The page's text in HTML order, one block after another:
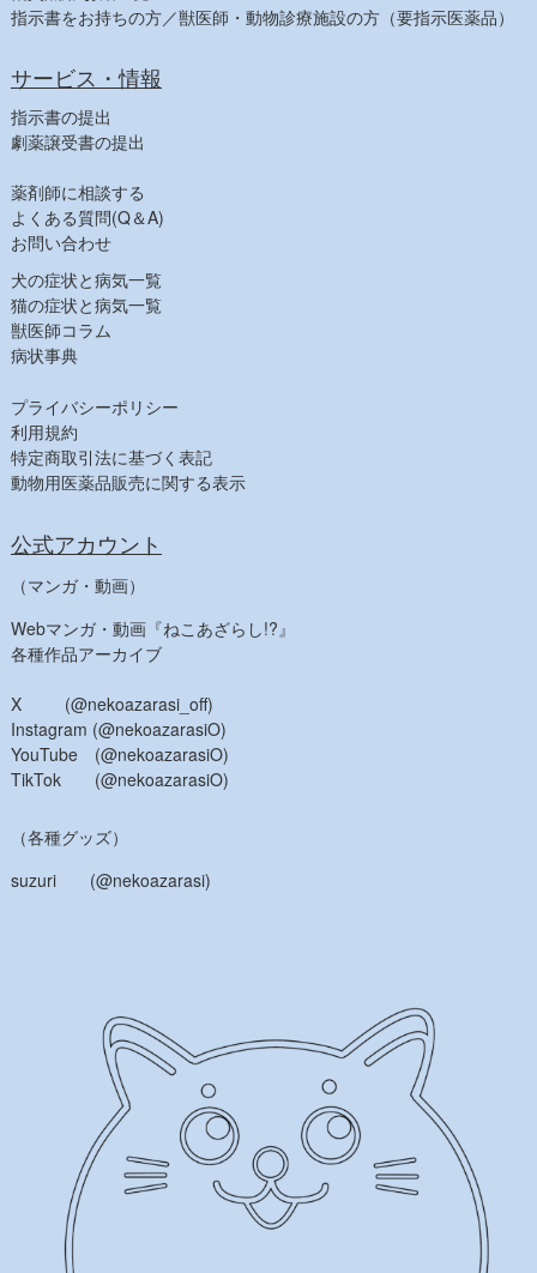
その他フード
ビタミン・鉄
消毒
【健康食品一覧】
【人気商品】
指示書をお持ちの方／獣医師・動物診療施設の方（要指示医薬品）
サービス・情報
指示書の提出
劇薬譲受書の提出
薬剤師に相談する
よくある質問(Q＆A)
お問い合わせ
犬の症状と病気一覧
猫の症状と病気一覧
獣医師コラム
病状事典
プライバシーポリシー
利用規約
特定商取引法に基づく表記
動物用医薬品販売に関する表示
公式アカウント
（マンガ・動画）
Webマンガ・動画『ねこあざらし!?』
各種作品アーカイブ
X (@nekoazarasi_off)
Instagram (@nekoazarasiO)
YouTube (@nekoazarasiO)
TikTok (@nekoazarasiO)
（各種グッズ）
suzuri (@nekoazarasi)